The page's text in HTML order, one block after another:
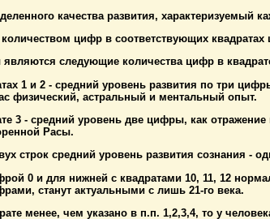
качества развития, характеризуемый
количеством цифр в соответствующих
следующие количества цифр в
1 и 2 - средний уровень развития по три
физический, астральный и ментальный опыт.
3 - средний уровень две цифры, как
Расы.
строк средний уровень развития сознания
0 и для нижней с квадратами 10, 11, 12
станут актуальными с лишь 21-го века.
менее, чем указано в п.п. 1,2,3,4, то у